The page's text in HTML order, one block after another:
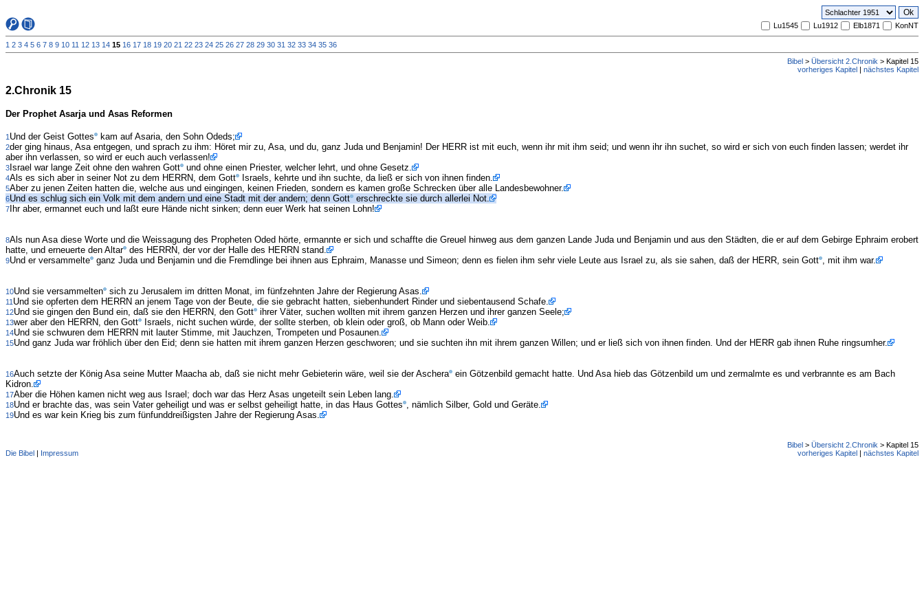
Lu1545 Lu1912 Elb1871 KonNT
1 2 3 4 5 6 7 8 9 10 11 12 13 14 15 16 17 18 19 20 21 22 23 24 25 26 27 28 29 30 31 32 33 34 35 36
Bibel > Übersicht 2.Chronik > Kapitel 15
vorheriges Kapitel | nächstes Kapitel
2.Chronik 15
Der Prophet Asarja und Asas Reformen
1 Und der Geist Gottes kam auf Asaria, den Sohn Odeds;
2der ging hinaus, Asa entgegen, und sprach zu ihm: Höret mir zu, Asa, und du, ganz Juda und Benjamin! Der HERR ist mit euch, wenn ihr mit ihm seid; und wenn ihr ihn suchet, so wird er sich von euch finden lassen; werdet ihr
aber ihn verlassen, so wird er euch auch verlassen!
3 Israel war lange Zeit ohne den wahren Gott und ohne einen Priester, welcher lehrt, und ohne Gesetz.
4Als es sich aber in seiner Not zu dem HERRN, dem Gott Israels, kehrte und ihn suchte, da ließ er sich von ihnen finden.
5Aber zu jenen Zeiten hatten die, welche aus und eingingen, keinen Frieden, sondern es kamen große Schrecken über alle Landesbewohner.
6Und es schlug sich ein Volk mit dem andern und eine Stadt mit der andern; denn Gott erschreckte sie durch allerlei Not.
7 Ihr aber, ermannet euch und laßt eure Hände nicht sinken; denn euer Werk hat seinen Lohn!
8Als nun Asa diese Worte und die Weissagung des Propheten Oded hörte, ermannte er sich und schaffte die Greuel hinweg aus dem ganzen Lande Juda und Benjamin und aus den Städten, die er auf dem Gebirge Ephraim erobert
hatte, und erneuerte den Altar des HERRN, der vor der Halle des HERRN stand.
9Und er versammelte ganz Juda und Benjamin und die Fremdlinge bei ihnen aus Ephraim, Manasse und Simeon; denn es fielen ihm sehr viele Leute aus Israel zu, als sie sahen, daß der HERR, sein Gott , mit ihm war.
10Und sie versammelten sich zu Jerusalem im dritten Monat, im fünfzehnten Jahre der Regierung Asas.
11 Und sie opferten dem HERRN an jenem Tage von der Beute, die sie gebracht hatten, siebenhundert Rinder und siebentausend Schafe.
12Und sie gingen den Bund ein, daß sie den HERRN, den Gott ihrer Väter, suchen wollten mit ihrem ganzen Herzen und ihrer ganzen Seele;
13wer aber den HERRN, den Gott Israels, nicht suchen würde, der sollte sterben, ob klein oder groß, ob Mann oder Weib.
14Und sie schwuren dem HERRN mit lauter Stimme, mit Jauchzen, Trompeten und Posaunen.
15Und ganz Juda war fröhlich über den Eid; denn sie hatten mit ihrem ganzen Herzen geschworen; und sie suchten ihn mit ihrem ganzen Willen; und er ließ sich von ihnen finden. Und der HERR gab ihnen Ruhe ringsumher.
16Auch setzte der König Asa seine Mutter Maacha ab, daß sie nicht mehr Gebieterin wäre, weil sie der Aschera ein Götzenbild gemacht hatte. Und Asa hieb das Götzenbild um und zermalmte es und verbrannte es am Bach
Kidron.
17Aber die Höhen kamen nicht weg aus Israel; doch war das Herz Asas ungeteilt sein Leben lang.
18Und er brachte das, was sein Vater geheiligt und was er selbst geheiligt hatte, in das Haus Gottes , nämlich Silber, Gold und Geräte.
19Und es war kein Krieg bis zum fünfunddreißigsten Jahre der Regierung Asas.
Bibel > Übersicht 2.Chronik > Kapitel 15
Die Bibel | Impressum vorheriges Kapitel | nächstes Kapitel